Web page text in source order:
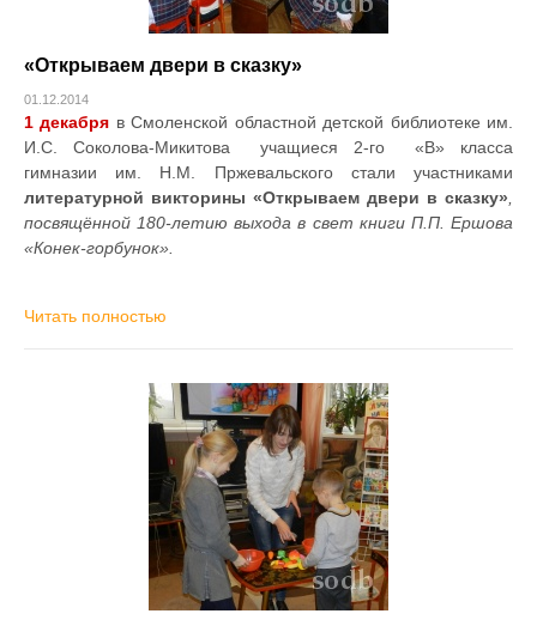
«Открываем двери в сказку»
01.12.2014
1 декабря в Смоленской областной детской библиотеке им.
И.С. Соколова-Микитова учащиеся 2-го «В» класса
гимназии им. Н.М. Пржевальского стали участниками
литературной викторины «Открываем двери в сказку»,
посвящённой 180-летию выхода в свет книги П.П. Ершова
«Конек-горбунок».
Читать полностью